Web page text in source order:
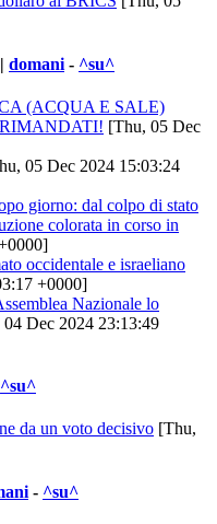
| domani - ^su^
(ACQUA E SALE)
[Thu, 05 Dec
05 Dec 2024 15:03:24
giorno: dal colpo di stato
colorata in corso in
occidentale e israeliano
+0000]
Nazionale lo
Dec 2024 23:13:49
^su^
da un voto decisivo [Thu,
- ^su^